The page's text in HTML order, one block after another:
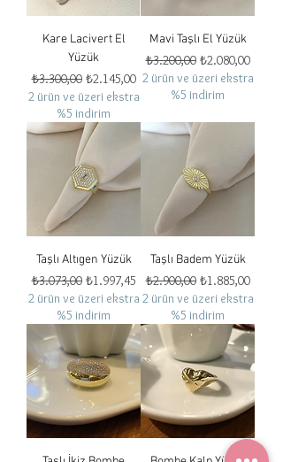
Kare Lacivert El
Yüzük
Normal Fiyat
₺3.300,00 İndirimli Fiyat
₺2.145,00
2 ürün ve üzeri ekstra
%5 indirim
Mavi Taşlı El Yüzük
Normal Fiyat
₺3.200,00 İndirimli Fiyat
₺2.080,00
2 ürün ve üzeri ekstra
%5 indirim
Taşlı Altıgen Yüzük
Normal Fiyat
₺3.073,00 İndirimli Fiyat
₺1.997,45
2 ürün ve üzeri ekstra
%5 indirim
Taşlı Badem Yüzük
Normal Fiyat
₺2.900,00 İndirimli Fiyat
₺1.885,00
2 ürün ve üzeri ekstra
%5 indirim